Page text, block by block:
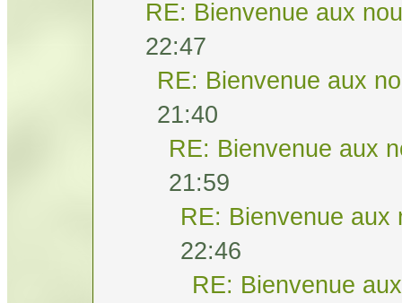
RE: Bienvenue aux
22:47
RE: Bienvenue aux
21:40
RE: Bienvenue aux
21:59
RE: Bienvenue aux
22:46
RE: Bienvenue